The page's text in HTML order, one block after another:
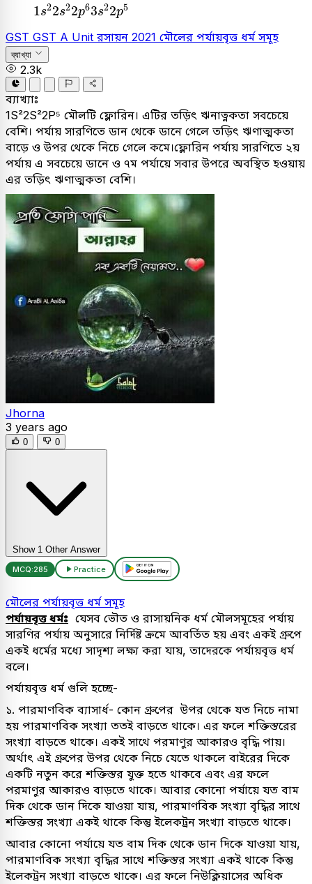
1s22s22p63s22p5
1s 22 s2 2p6 3s 22
GST GST A Unit রসায়ন 2021 মৌলের পর্যায়বৃত্ত ধর্ম সমূহ
ব্যাখ্যা
2.3k
ব্যাখ্যাঃ
1S²2S²2P⁵ মৌলটি ফ্লোরিন। এটির তড়িৎ ঋনাত্নকতা সবচেয়ে
বেশি। পর্যায় সারণিতে ডান থেকে ডানে গেলে তড়িৎ ঋণাত্মকতা
বাড়ে ও উপর থেকে নিচে গেলে কমে।ফ্লোরিন পর্যায় সারণিতে ২য়
পর্যায় এ সবচেয়ে ডানে ও ৭ম পর্যায়ে সবার উপরে অবস্থিত হওয়ায়
এর তড়িৎ ঋণাত্মকতা বেশি।
Jhorna
3 years ago
0 0
Show 1 Other Answer
MCQ:285 Practice
মৌলের পর্যায়বৃত্ত ধর্ম সমূহ
পর্যায়বৃত্ত ধর্মঃ যেসব ভৌত ও রাসায়নিক ধর্ম মৌলসমূহের পর্যায়
সারণির পর্যায় অনুসারে নির্দিষ্ট ক্রমে আবর্তিত হয় এবং একই গ্রুপে
একই ধর্মের মধ্যে সাদৃশ্য লক্ষ্য করা যায়, তাদেরকে পর্যায়বৃত্ত ধর্ম
বলে।
পর্যায়বৃত্ত ধর্ম গুলি হচ্ছে-
১. পারমাণবিক ব্যাসার্ধ- কোন গ্রুপের উপর থেকে যত নিচে নামা
হয় পারমাণবিক সংখ্যা ততই বাড়তে থাকে। এর ফলে শক্তিস্তরের
সংখ্যা বাড়তে থাকে। একই সাথে পরমাণুর আকারও বৃদ্ধি পায়।
অর্থাৎ এই গ্রুপের উপর থেকে নিচে যেতে থাকলে বাইরের দিকে
একটি নতুন করে শক্তিস্তর যুক্ত হতে থাকবে এবং এর ফলে
পরমাণুর আকারও বাড়তে থাকে। আবার কোনো পর্যায়ে যত বাম
দিক থেকে ডান দিকে যাওয়া যায়, পারমাণবিক সংখ্যা বৃদ্ধির সাথে
শক্তিস্তর সংখ্যা একই থাকে কিন্তু ইলেকট্রন সংখ্যা বাড়তে থাকে।
আবার কোনো পর্যায়ে যত বাম দিক থেকে ডান দিকে যাওয়া যায়,
পারমাণবিক সংখ্যা বৃদ্ধির সাথে শক্তিস্তর সংখ্যা একই থাকে কিন্তু
ইলেকট্রন সংখ্যা বাড়তে থাকে। এর ফলে নিউক্লিয়াসের অধিক